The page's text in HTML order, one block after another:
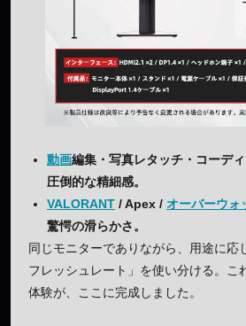
動画編集・写真レタッチ・コーデ
圧倒的な精細感。
VALORANT / Apex / オーバーウォ
驚愕の滑らかさ。
同じモニターでありながら、用途に応
フレッシュレート」を使い分ける。こ
体験が、ここに完成しました。